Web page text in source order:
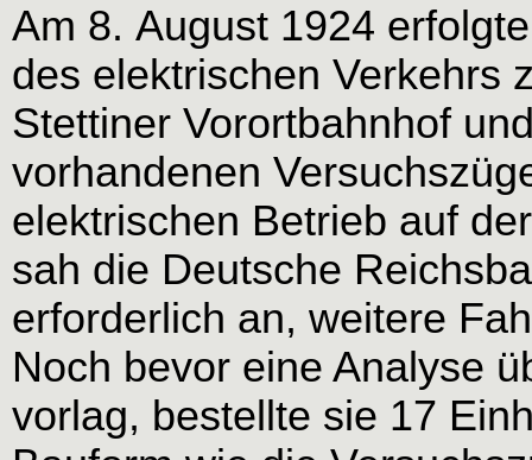
Am 8. August 1924
des elektrischen Verkehrs
Stettiner Vorortbahnhof
vorhandenen
elektrischen Betrieb auf
sah die Deutsche
erforderlich an, weitere
Noch bevor eine Analyse
vorlag, bestellte sie 17